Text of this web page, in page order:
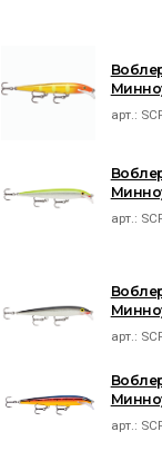
арт.:
арт.:
арт.:
арт.: